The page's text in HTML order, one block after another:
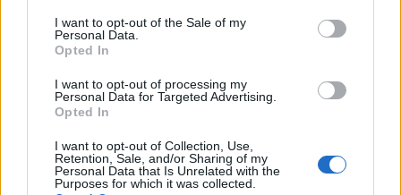
consent section.
I want to opt-out of the Sale of my
Personal Data.
Opted In
I want to opt-out of processing my
Personal Data for Targeted Advertising.
Opted In
I want to opt-out of Collection, Use,
Retention, Sale, and/or Sharing of my
Personal Data that Is Unrelated with the
Purposes for which it was collected.